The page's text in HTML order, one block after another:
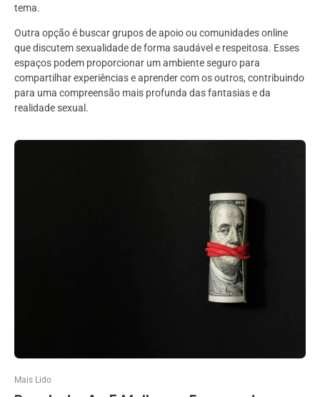
tema.
Outra opção é buscar grupos de apoio ou comunidades online
que discutem sexualidade de forma saudável e respeitosa. Esses
espaços podem proporcionar um ambiente seguro para
compartilhar experiências e aprender com os outros, contribuindo
para uma compreensão mais profunda das fantasias e da
realidade sexual.
Mais Lido